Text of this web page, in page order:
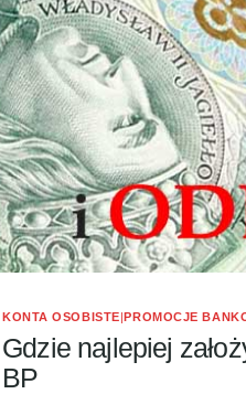
KONTA OSOBISTE|PROMOCJE
Gdzie najlepiej
BP